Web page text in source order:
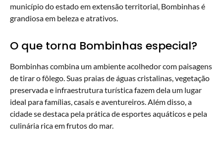
município do estado em extensão territorial, Bombinhas é
grandiosa em beleza e atrativos.
O que torna Bombinhas especial?
Bombinhas combina um ambiente acolhedor com paisagens
de tirar o fôlego. Suas praias de águas cristalinas, vegetação
preservada e infraestrutura turística fazem dela um lugar
ideal para famílias, casais e aventureiros. Além disso, a
cidade se destaca pela prática de esportes aquáticos e pela
culinária rica em frutos do mar.